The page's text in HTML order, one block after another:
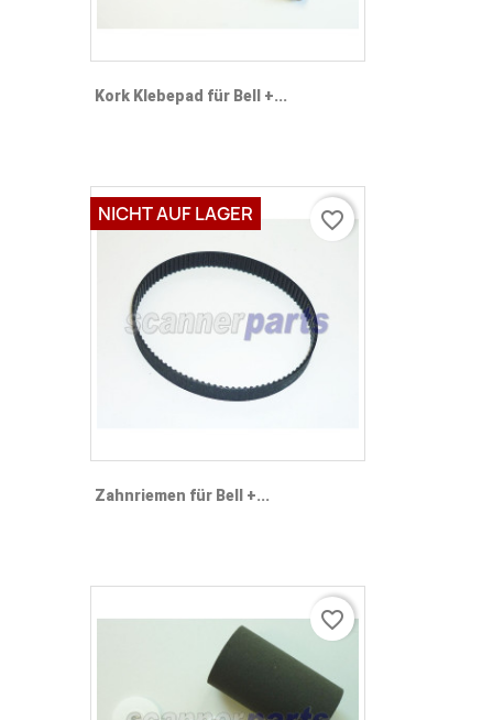
Kork Klebepad für Bell +...
Zahnriemen für Bell +...
NICHT AUF LAGER favorite_border
favorite_border